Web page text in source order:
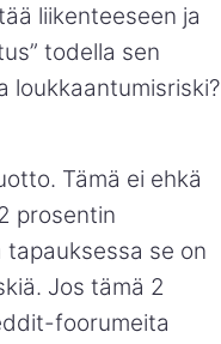
liikenteeseen ja
todella sen
loukkaantumisriski?
Tämä ei ehkä
prosentin
se on
Jos tämä 2
foorumeita